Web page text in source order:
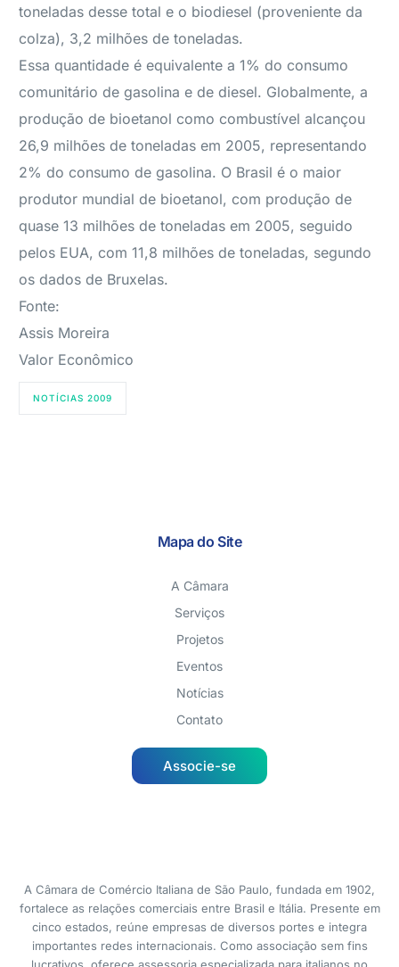
toneladas desse total e o biodiesel (proveniente da
colza), 3,2 milhões de toneladas.
Essa quantidade é equivalente a 1% do consumo
comunitário de gasolina e de diesel. Globalmente, a
produção de bioetanol como combustível alcançou
26,9 milhões de toneladas em 2005, representando
2% do consumo de gasolina. O Brasil é o maior
produtor mundial de bioetanol, com produção de
quase 13 milhões de toneladas em 2005, seguido
pelos EUA, com 11,8 milhões de toneladas, segundo
os dados de Bruxelas.
Fonte:
Assis Moreira
Valor Econômico
NOTÍCIAS 2009
Mapa do Site
A Câmara
Serviços
Projetos
Eventos
Notícias
Contato
Associe-se
A Câmara de Comércio Italiana de São Paulo, fundada em 1902,
fortalece as relações comerciais entre Brasil e Itália. Presente em
cinco estados, reúne empresas de diversos portes e integra
importantes redes internacionais. Como associação sem fins